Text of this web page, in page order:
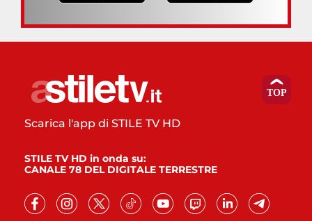
Scarica l'app di STILE TV HD
STILE TV HD in onda su:
CANALE 78 DEL DIGITALE TERRESTRE